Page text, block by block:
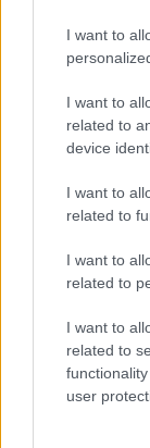
I want to
I want to
related to
device
I want to
related to
I want to
related to
I want to
related to
user
Κόσμος|
Ο